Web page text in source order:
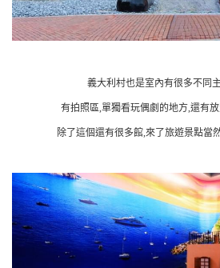
義大利村也是室內有很多不同
有拍照區,單獨看玩偶劇的地方,還有
除了這個還有很多館,來了旅遊景點當